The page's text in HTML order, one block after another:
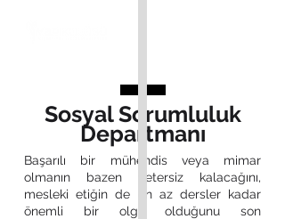
Sosyal Sorumluluk
Departmanı
Başarılı bir mühendis veya mimar
olmanın bazen yetersiz kalacağını,
mesleki etiğin de en az dersler kadar
önemli bir olgu olduğunu son